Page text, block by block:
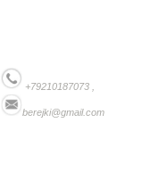
+79210187073 ,
berejki@gmail.com